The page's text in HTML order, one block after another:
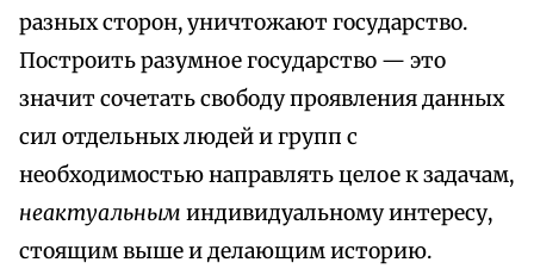
разных сторон, уничтожают государство.
Построить разумное государство — это
значит сочетать свободу проявления данных
сил отдельных людей и групп с
необходимостью направлять целое к задачам,
неактуальным индивидуальному интересу,
стоящим выше и делающим историю.